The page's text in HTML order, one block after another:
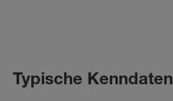
Typische Kenndaten